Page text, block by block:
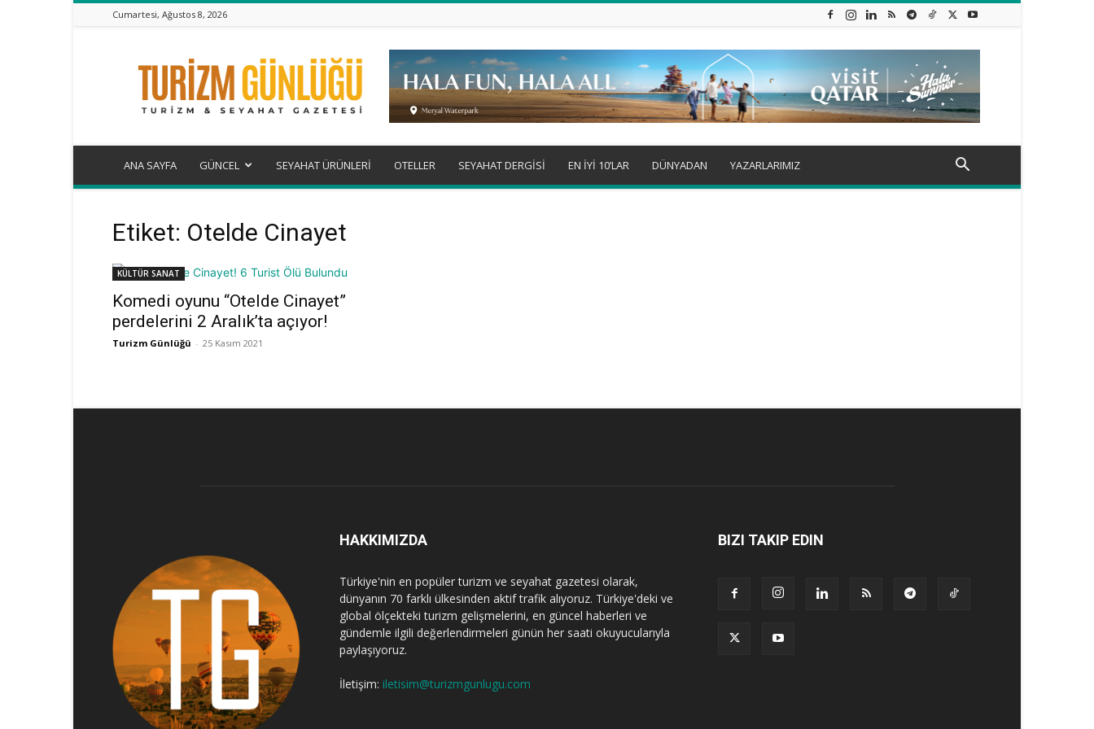
Cumartesi, Ağustos 8, 2026
Turizm
Günlüğü
ANA SAYFA GÜNCEL SEYAHAT ÜRÜNLERİ OTELLER SEYAHAT DERGİSİ EN İYİ 10’LAR DÜNYADAN YAZARLARIMIZ
Etiket: Otelde Cinayet
KÜLTÜR SANAT
Komedi oyunu “Otelde Cinayet”
perdelerini 2 Aralık’ta açıyor!
Turizm Günlüğü - 25 Kasım 2021
HAKKIMIZDA
Türkiye'nin en popüler turizm ve seyahat gazetesi olarak,
dünyanın 70 farklı ülkesinden aktif trafik alıyoruz. Türkiye'deki ve
global ölçekteki turizm gelişmelerini, en güncel haberleri ve
gündemle ilgili değerlendirmeleri günün her saati okuyucularıyla
paylaşıyoruz.
İletişim: iletisim@turizmgunlugu.com
BIZI TAKIP EDIN